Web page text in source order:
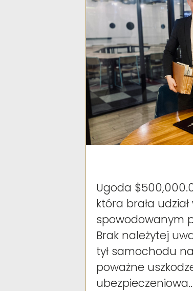
Ugoda
która brała
spowodowanym
Brak należytej
tył samochodu
poważne